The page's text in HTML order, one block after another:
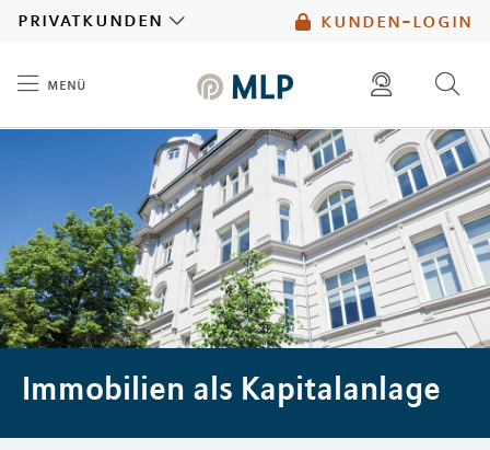
kunden-login
privatkunden
menü
diese website durchsuchen
mlp berater finden
Immobilien als Kapitalanlage